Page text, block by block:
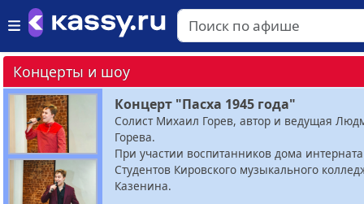
Концерты и шоу
Концерт "Пасха 1945 года"
Солист Михаил Горев, автор и ведущая
Горева.
При участии воспитанников дома
Студентов Кировского музыкального
Казенина.